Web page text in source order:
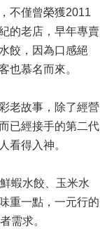
不僅曾榮獲2011
的老店，早年專賣
餃，因為口感絕
也慕名而來。
老故事，除了經營
已經接手的第二代
看得入神。
蝦水餃、玉米水
重一點，一元行的
需求。